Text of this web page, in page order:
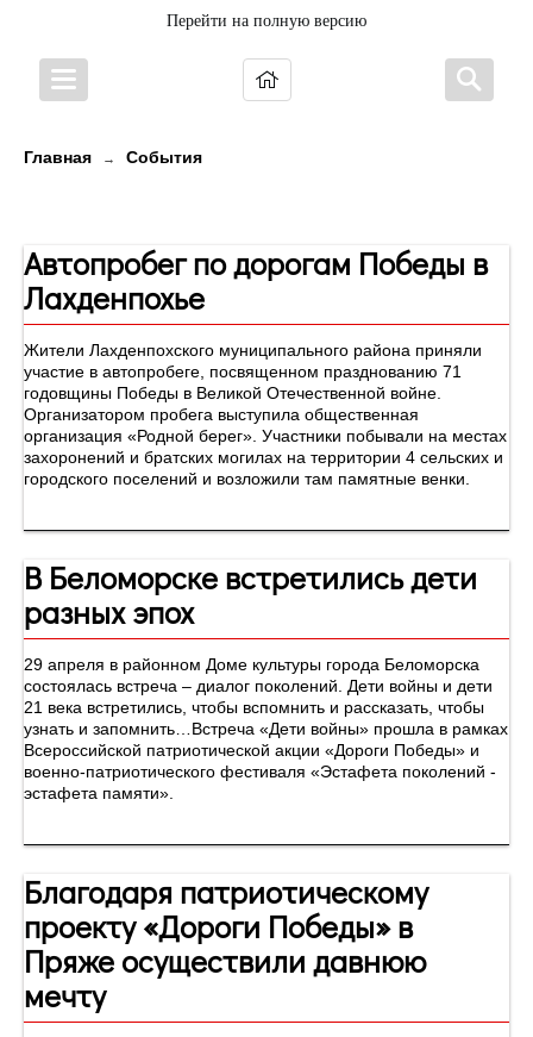
Перейти на полную версию
Главная → События
Автопробег по дорогам Победы в
Лахденпохье
Жители Лахденпохского муниципального района приняли
участие в автопробеге, посвященном празднованию 71
годовщины Победы в Великой Отечественной войне.
Организатором пробега выступила общественная
организация «Родной берег». Участники побывали на местах
захоронений и братских могилах на территории 4 сельских и
городского поселений и возложили там памятные венки.
В Беломорске встретились дети
разных эпох
29 апреля в районном Доме культуры города Беломорска
состоялась встреча – диалог поколений. Дети войны и дети
21 века встретились, чтобы вспомнить и рассказать, чтобы
узнать и запомнить…Встреча «Дети войны» прошла в рамках
Всероссийской патриотической акции «Дороги Победы» и
военно-патриотического фестиваля «Эстафета поколений -
эстафета памяти».
Благодаря патриотическому
проекту «Дороги Победы» в
Пряже осуществили давнюю
мечту